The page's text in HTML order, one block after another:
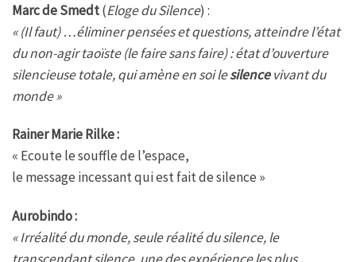
Marc de Smedt(Eloge du Silence) :
« (Il faut) …éliminer pensées et questions, atteindre l’état
du non-agir taoïste (le faire sans faire) : état d’ouverture
silencieuse totale, qui amène en soi lesilencevivant du
monde »
Rainer Marie Rilke :
« Ecoute le souffle de l’espace,
le message incessant qui est fait de silence »
Aurobindo :
« Irréalité du monde, seule réalité du silence, le